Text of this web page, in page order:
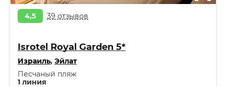
4,5 39 отзывов
Isrotel Royal Garden 5*
Израиль, Эйлат
1 линия
Песчаный пляж